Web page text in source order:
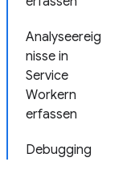
Analyseereig
nisse in
Service
Workern
erfassen
Debugging